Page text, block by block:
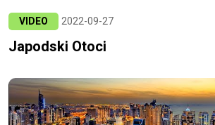
VIDEO 2022-09-27
Japodski Otoci